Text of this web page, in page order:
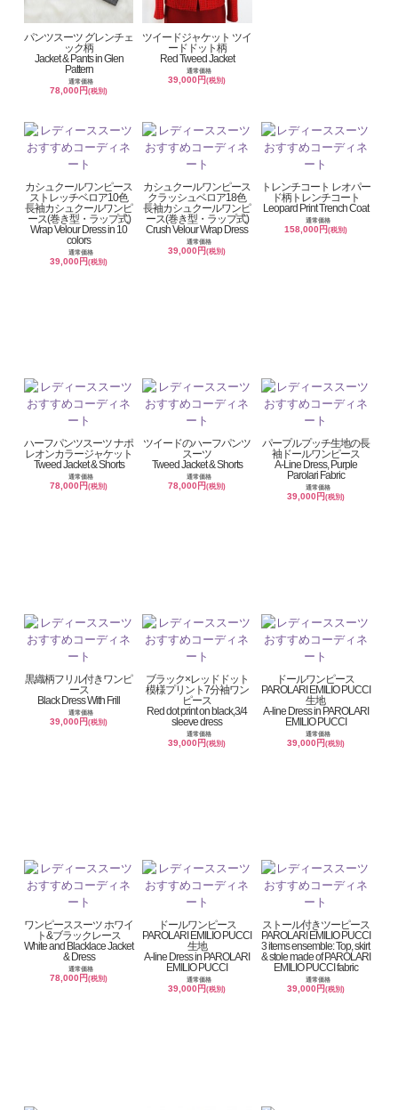
パンツスーツ グレンチェ
ック柄
Jacket & Pants in Glen
Pattern
通常価格
78,000円(税別)
ツイードジャケット ツイ
ードドット柄
Red Tweed Jacket
通常価格
39,000円(税別)
カシュクールワンピース
ストレッチベロア10色
長袖カシュクールワンピ
ース(巻き型・ラップ式)
Wrap Velour Dress in 10
colors
通常価格
39,000円(税別)
カシュクールワンピース
クラッシュベロア18色
長袖カシュクールワンピ
ース(巻き型・ラップ式)
Crush Velour Wrap Dress
通常価格
39,000円(税別)
トレンチコート レオパー
ド柄トレンチコート
Leopard Print Trench Coat
通常価格
158,000円 (税別)
ハーフパンツスーツ ナポ
レオンカラージャケット
Tweed Jacket & Shorts
通常価格
78,000円(税別)
ツイードのハーフパンツ
スーツ
Tweed Jacket & Shorts
通常価格
78,000円(税別)
パープルプッチ生地の長
袖ドールワンピース
A-Line Dress, Purple
Parolari Fabric
通常価格
39,000円 (税別)
黒織柄フリル付きワンピ
ース
Black Dress With Frill
通常価格
39,000円(税別)
ブラック×レッドドット
模様プリント7分袖ワン
ピース
Red dot print on black,3/4
sleeve dress
通常価格
39,000円(税別)
ドールワンピース
PAROLARI EMILIO PUCCI
生地
A-line Dress in PAROLARI
EMILIO PUCCI
通常価格
39,000円 (税別)
ワンピーススーツ ホワイ
ト&ブラックレース
White and Blacklace Jacket
& Dress
通常価格
78,000円(税別)
ドールワンピース
PAROLARI EMILIO PUCCI
生地
A-line Dress in PAROLARI
EMILIO PUCCI
通常価格
39,000円(税別)
ストール付きツーピース
PAROLARI EMILIO PUCCI
3 items ensemble: Top, skirt
& stole made of PAROLARI
EMILIO PUCCI fabric
通常価格
39,000円 (税別)